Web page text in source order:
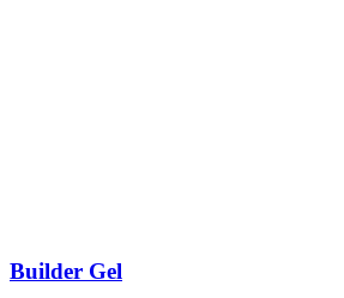
Builder Gel